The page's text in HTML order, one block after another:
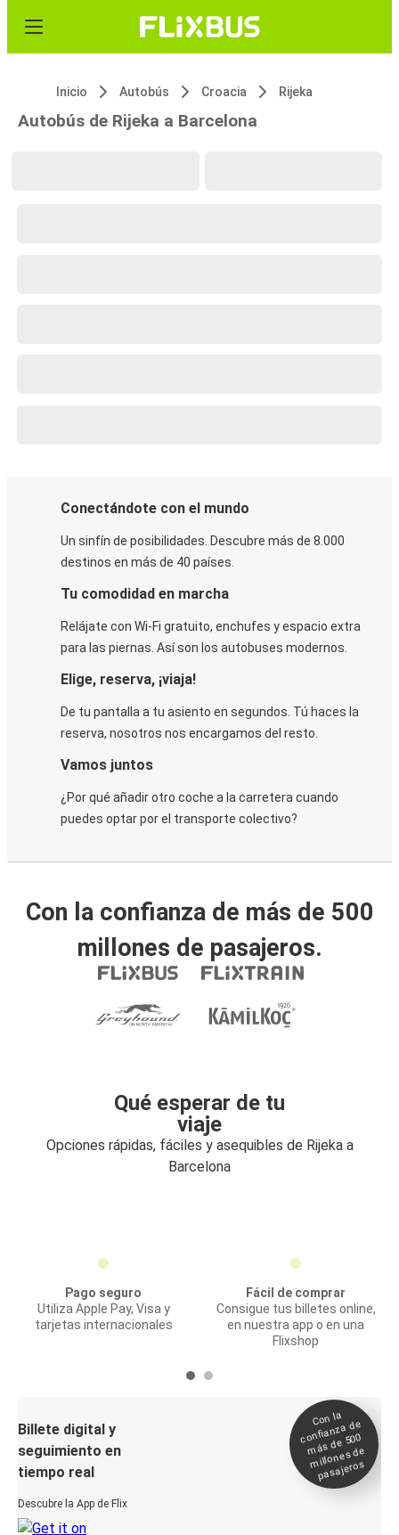
Inicio Autobús Croacia Rijeka
Autobús de Rijeka a Barcelona
Conectándote con el mundo
Un sinfín de posibilidades. Descubre más de 8.000
destinos en más de 40 países.
Tu comodidad en marcha
Relájate con Wi-Fi gratuito, enchufes y espacio extra
para las piernas. Así son los autobuses modernos.
Elige, reserva, ¡viaja!
De tu pantalla a tu asiento en segundos. Tú haces la
reserva, nosotros nos encargamos del resto.
Vamos juntos
¿Por qué añadir otro coche a la carretera cuando
puedes optar por el transporte colectivo?
Con la confianza de más de 500
millones de pasajeros.
Qué esperar de tu
viaje
Opciones rápidas, fáciles y asequibles de Rijeka a
Barcelona
Pago seguro
Utiliza Apple Pay, Visa y
tarjetas internacionales
Fácil de comprar
Consigue tus billetes online,
en nuestra app o en una
Flixshop
Billete digital y
seguimiento en
tiempo real
Descubre la App de Flix
Con la
confianza de
más de 500
millones de
pasajeros